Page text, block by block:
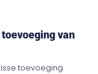
van
toevoeging